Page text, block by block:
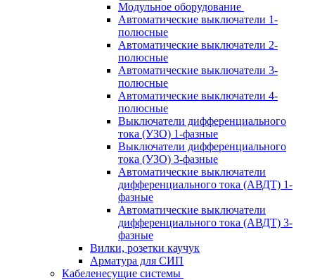
Модульное оборудование
Автоматические выключатели 1-
полюсные
Автоматические выключатели 2-
полюсные
Автоматические выключатели 3-
полюсные
Автоматические выключатели 4-
полюсные
Выключатели дифференциального
тока (УЗО) 1-фазные
Выключатели дифференциального
тока (УЗО) 3-фазные
Автоматические выключатели
дифференциального тока (АВДТ) 1-
фазные
Автоматические выключатели
дифференциального тока (АВДТ) 3-
фазные
Вилки, розетки каучук
Арматура для СИП
Кабеленесущие системы